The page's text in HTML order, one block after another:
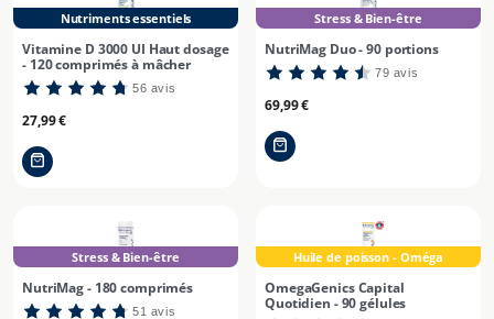
:
Nutriments essentiels
Vitamine D 3000 UI Haut dosage
- 120 comprimés à mâcher
56 avis
Prix
27,99 €
Stress & Bien-être
NutriMag Duo - 90 portions
79 avis
Prix
69,99 €
Stress & Bien-être
NutriMag - 180 comprimés
51 avis
Huile de poisson - Oméga
OmegaGenics Capital
Quotidien - 90 gélules